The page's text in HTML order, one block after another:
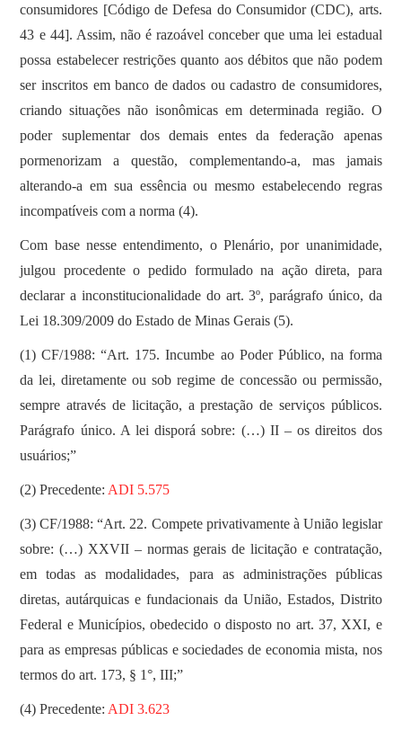
consumidores [Código de Defesa do Consumidor (CDC), arts.
43 e 44]. Assim, não é razoável conceber que uma lei estadual
possa estabelecer restrições quanto aos débitos que não podem
ser inscritos em banco de dados ou cadastro de consumidores,
criando situações não isonômicas em determinada região. O
poder suplementar dos demais entes da federação apenas
pormenorizam a questão, complementando-a, mas jamais
alterando-a em sua essência ou mesmo estabelecendo regras
incompatíveis com a norma (4).
Com base nesse entendimento, o Plenário, por unanimidade,
julgou procedente o pedido formulado na ação direta, para
declarar a inconstitucionalidade do art. 3º, parágrafo único, da
Lei 18.309/2009 do Estado de Minas Gerais (5).
(1) CF/1988: “Art. 175. Incumbe ao Poder Público, na forma
da lei, diretamente ou sob regime de concessão ou permissão,
sempre através de licitação, a prestação de serviços públicos.
Parágrafo único. A lei disporá sobre: (…) II – os direitos dos
usuários;”
(2) Precedente: ADI 5.575
(3) CF/1988: “Art. 22. Compete privativamente à União legislar
sobre: (…) XXVII – normas gerais de licitação e contratação,
em todas as modalidades, para as administrações públicas
diretas, autárquicas e fundacionais da União, Estados, Distrito
Federal e Municípios, obedecido o disposto no art. 37, XXI, e
para as empresas públicas e sociedades de economia mista, nos
termos do art. 173, § 1°, III;”
(4) Precedente: ADI 3.623